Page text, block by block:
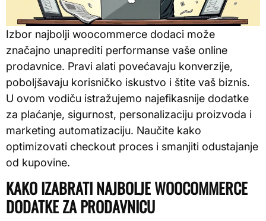
Izbor najbolji woocommerce dodaci može
značajno unaprediti performanse vaše online
prodavnice. Pravi alati povećavaju konverzije,
poboljšavaju korisničko iskustvo i štite vaš biznis.
U ovom vodiču istražujemo najefikasnije dodatke
za plaćanje, sigurnost, personalizaciju proizvoda i
marketing automatizaciju. Naučite kako
optimizovati checkout proces i smanjiti odustajanje
od kupovine.
KAKO IZABRATI NAJBOLJE WOOCOMMERCE
DODATKE ZA PRODAVNICU